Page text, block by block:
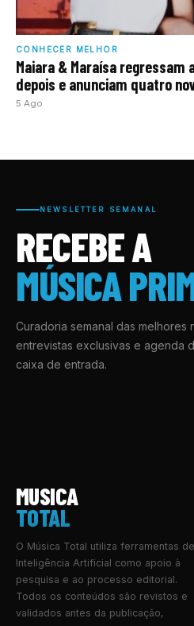
CONHECER MELHOR
Maiara & Maraísa regressam
depois e anunciam quatro
5 Ago
NEWSLETTER SEMANAL
RECEBE A
MÚSICA
Curadoria semanal das melhores
entrevistas exclusivas e agenda
caixa de entrada.
MUSICA
TOTAL
O Música Total utiliza ferramentas de
Inteligência Artificial como apoio à
pesquisa e ao processo editorial.
Todos os conteúdos são revistos e
validados antes da publicação,